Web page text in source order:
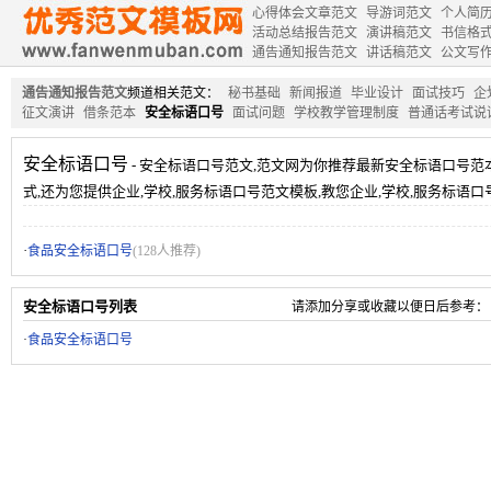
心得体会文章范文 导游词范文 个人简
活动总结报告范文 演讲稿范文 书信格
通告通知报告范文 讲话稿范文 公文写
通告通知报告范文频道相关范文： 秘书基础 新闻报道 毕业设计 面试技巧
企
征文演讲 借条范本 安全标语口号 面试问题 学校教学管理制度 普通话考试说
安全标语口号 - 安全标语口号范文,范文网为你推荐最新安全标语口号
式,还为您提供企业,学校,服务标语口号范文模板,教您企业,学校,服务标语口
·食品安全标语口号(128人推荐)
安全标语口号列表 请添加分享或收藏以便日后参考：
·食品安全标语口号